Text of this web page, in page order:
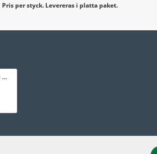
Pris per styck. Levereras i platta paket.
KARTONG 480 x 330 x 240 mm